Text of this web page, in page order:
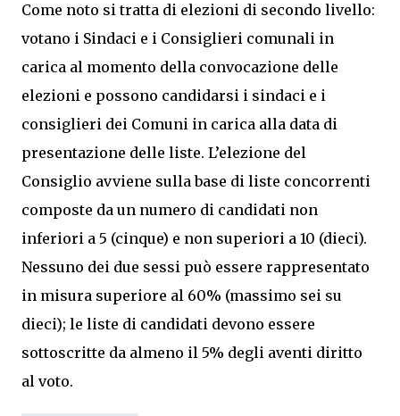
Come noto si tratta di elezioni di secondo livello:
votano i Sindaci e i Consiglieri comunali in
carica al momento della convocazione delle
elezioni e possono candidarsi i sindaci e i
consiglieri dei Comuni in carica alla data di
presentazione delle liste. L’elezione del
Consiglio avviene sulla base di liste concorrenti
composte da un numero di candidati non
inferiori a 5 (cinque) e non superiori a 10 (dieci).
Nessuno dei due sessi può essere rappresentato
in misura superiore al 60% (massimo sei su
dieci); le liste di candidati devono essere
sottoscritte da almeno il 5% degli aventi diritto
al voto.